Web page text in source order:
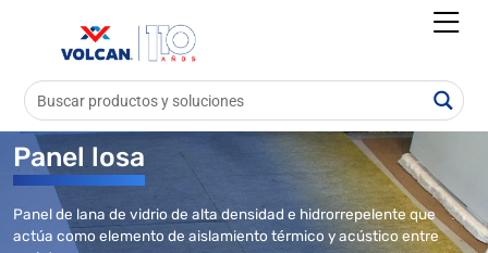
Panel losa
Panel de lana de vidrio de alta densidad e hidrorrepelente que
actúa como elemento de aislamiento térmico y acústico entre